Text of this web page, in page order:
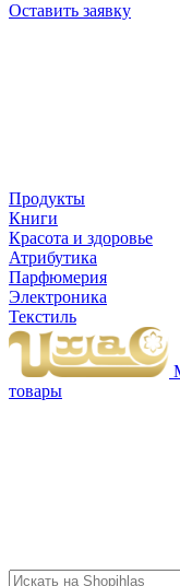
Оставить заявку
Продукты
Книги
Красота и здоровье
Атрибутика
Парфюмерия
Электроника
Текстиль
товары